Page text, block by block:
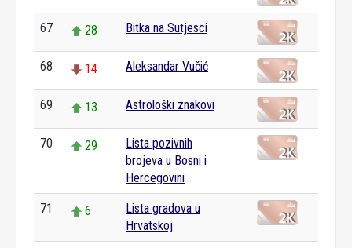
67 28 Bitka na Sutjesci
68 14 Aleksandar Vučić
69 13 Astrološki znakovi
70 29
Lista pozivnih
brojeva u Bosni i
Hercegovini
71 6
Lista gradova u
Hrvatskoj